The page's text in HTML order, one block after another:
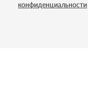
конфиденциальности